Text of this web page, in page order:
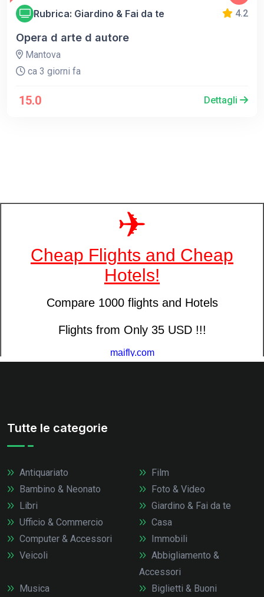
Rubrica: Giardino & Fai da te 4.2
Opera d arte d autore
Mantova
ca 3 giorni fa
15.0 Dettagli
Tutte le categorie
Antiquariato
Bambino & Neonato
Libri
Ufficio & Commercio
Computer & Accessori
Veicoli
Film
Foto & Video
Giardino & Fai da te
Casa
Immobili
Abbigliamento &
Accessori
Musica
Biglietti & Buoni